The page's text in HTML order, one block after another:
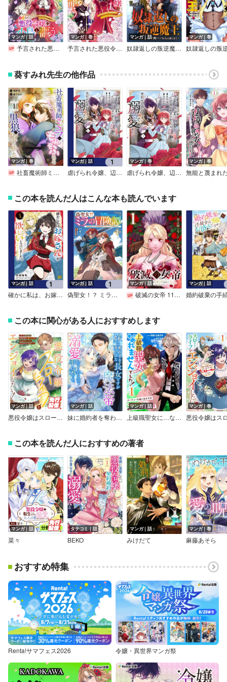
マンガ｜話
予言された悪役令嬢は小鳥と謳う ～未来を知る専属執事に「君を救う」と言われました～ 分冊版
マンガ｜巻
予言された悪役令嬢は小鳥と謳う ～未来を知る専属執事に「君を救う」と言われました～
マンガ｜話
奴隷返しの叛逆魔王 ～最弱種族の悪魔が禁断ハーレムを築くまで～（コミック） 分冊版
マンガ｜巻
葵すみれ先生の他作品
マンガ｜巻
社畜魔術師ミラは、もふもふ温泉で黒狼に癒されてます！
マンガ｜話
虐げられ令嬢、辺境の色ボケ老人の後妻になるはずが、美貌の辺境伯さまに溺愛されるなんて聞いていません！【分冊版】
マンガ｜巻
虐げられ令嬢、辺境の色ボケ老人の後妻になるはずが、美貌の辺境伯さまに溺愛されるなんて聞いていません！【電子特典付き】
マンガ｜巻
この本を読んだ人はこんな本も読んでいます
マンガ｜話
確かに私は、お嫁さんが欲しいと言いました。 ～女装の王子様はお断り！～【分冊版】
マンガ｜話
偽聖女！？ ミラの冒険譚 ～追放されましたが、実は最強なのでセカンドライフを楽しみます！～【分冊版】
マンガ｜話
破滅の女帝 11回目の人生は冷酷女帝を辞めて処刑エンドを回避します（話売り）
マンガ｜話
この本に関心がある人におすすめします
マンガ｜話
悪役令嬢はスローライフをエンジョイしたい！～やっと婚約破棄されたのに、第二王子がめっちゃストーカーしてくるんですけど…～【単話】
マンガ｜話
妹に婚約者を奪われた長女ですが魔法帝が溺愛してくれるので平気です。
マンガ｜話
上級職聖女に…なれませんでした！～パーティーを追い出された白魔法使いは、魔物の村で慕われてます～
マンガ｜巻
この本を読んだ人におすすめの著者
マンガ｜話
菜々
タテコミ｜話
BEKO
マンガ｜話
みけだて
マンガ｜巻
麻藤あそら
おすすめ特集
Renta!サマフェス2026 令嬢・異世界マンガ祭